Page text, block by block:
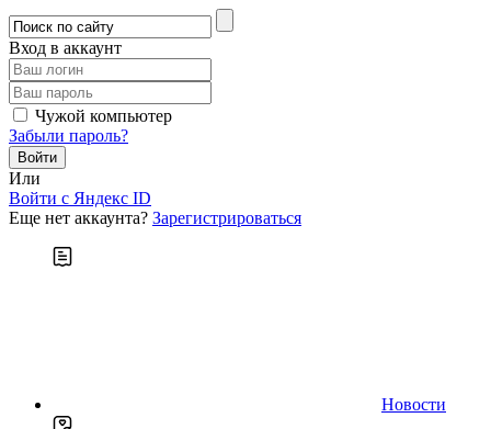
Вход в аккаунт
Чужой компьютер
Забыли пароль?
Или
Войти c Яндекс ID
Еще нет аккаунта? Зарегистрироваться
Новости